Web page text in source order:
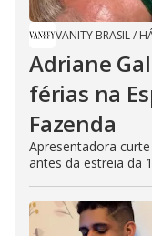
VANITY BRASIL/
Adriane
férias na
Fazenda
Apresentadora
antes da estreia da